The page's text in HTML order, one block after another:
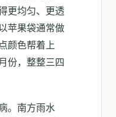
更均匀、更透
苹果袋通常做
颜色帮着上
份，整整三四
。南方雨水